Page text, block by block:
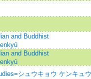
and Buddhist
and Buddhist
シュウキョウ ケンキュウ